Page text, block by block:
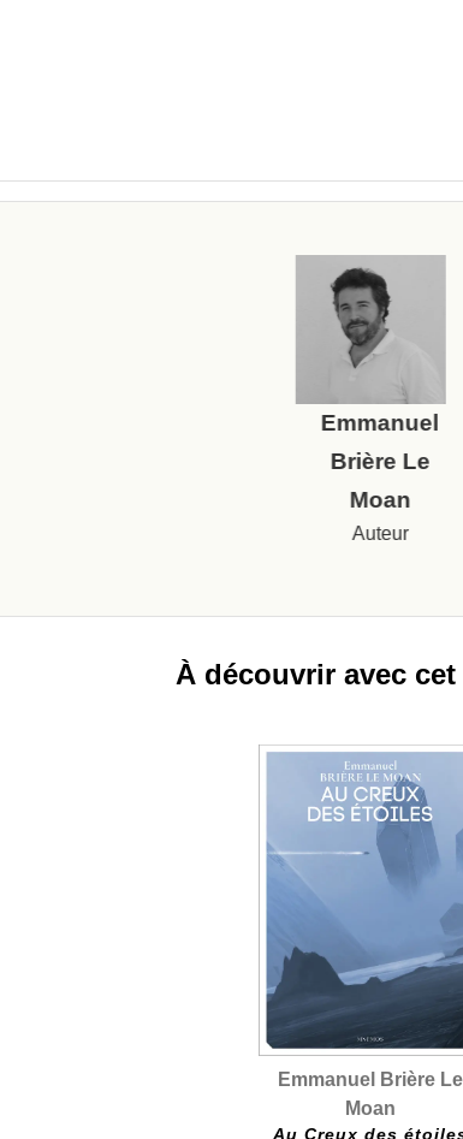
Emmanuel
Brière Le
Moan
Auteur
À découvrir avec
Emmanuel Brière Le
Moan
Au Creux des